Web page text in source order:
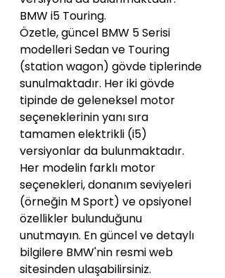
BMW i5 Touring.
Özetle, güncel BMW 5 Serisi
modelleri Sedan ve Touring
(station wagon) gövde tiplerinde
sunulmaktadır. Her iki gövde
tipinde de geleneksel motor
seçeneklerinin yanı sıra
tamamen elektrikli (i5)
versiyonlar da bulunmaktadır.
Her modelin farklı motor
seçenekleri, donanım seviyeleri
(örneğin M Sport) ve opsiyonel
özellikler bulunduğunu
unutmayın. En güncel ve detaylı
bilgilere BMW'nin resmi web
sitesinden ulaşabilirsiniz.